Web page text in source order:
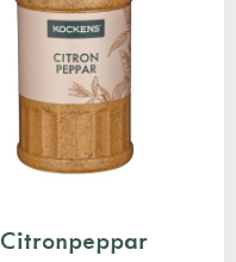
Citronpeppar